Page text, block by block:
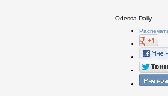
Odessa Daily